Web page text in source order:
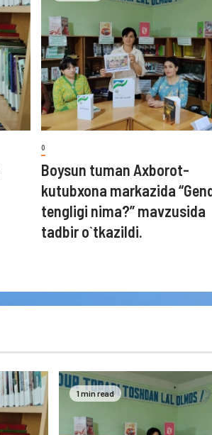
0
Boysun tuman Axborot-
kutubxona markazida
tengligi nima?” mavzusida
tadbir o`tkazildi.
1 min read